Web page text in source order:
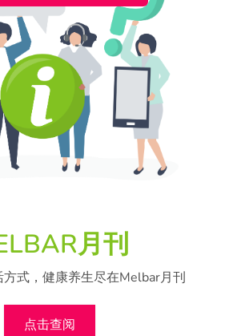
月刊
式，健康养生尽在Melbar月刊
点击查阅